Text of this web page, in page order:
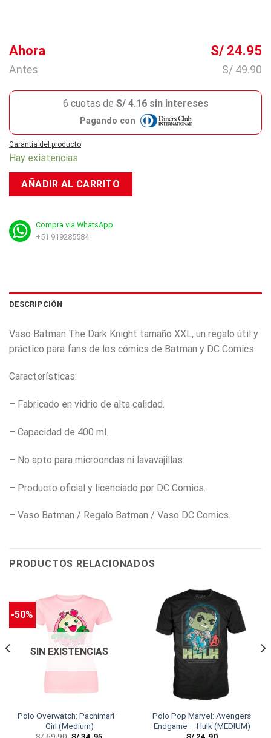
Ahora S/ 24.95
Antes S/ 49.90
6 cuotas de S/ 4.16 sin intereses
Pagando con
Garantía del producto
Hay existencias
AÑADIR AL CARRITO
Compra via WhatsApp
+51 919285584
DESCRIPCIÓN
Vaso Batman The Dark Knight tamaño XXL, un regalo útil y
práctico para fans de los cómics de Batman y DC Comics.
Características:
– Fabricado en vidrio de alta calidad.
– Capacidad de 400 ml.
– No apto para microondas ni lavavajillas.
– Producto oficial y licenciado por DC Comics.
– Vaso Batman / Regalo Batman / Vaso DC Comics.
PRODUCTOS RELACIONADOS
-50%
SIN EXISTENCIAS
Polo Overwatch: Pachimari –
Girl (Medium)
S/69.90 S/34.95
Polo Pop Marvel: Avengers
Endgame – Hulk (MEDIUM)
S/24.90